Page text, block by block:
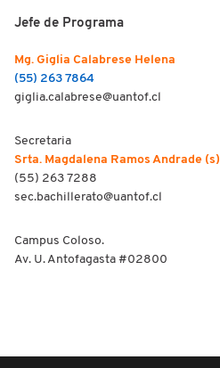
Jefe de Programa
Mg. Giglia Calabrese Helena
(55) 263 7864
giglia.calabrese@uantof.cl
Secretaria
Srta. Magdalena Ramos Andrade (s)
(55) 263 7288
sec.bachillerato@uantof.cl
Campus Coloso.
Av. U. Antofagasta #02800